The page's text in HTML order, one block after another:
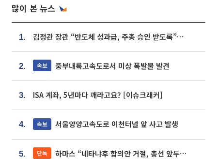
많이 본 뉴스
1. 김정관 장관 “반도체 성과급, 주총 승인 받도록”…상법·자본시장법 개정 시사
2. 속보 중부내륙고속도로서 미상 폭발물 발견
3. ISA 계좌, 5년마다 깨라고요? [이슈크래커]
4. 속보 서울양양고속도로 이천터널 앞 사고 발생
5. 단독 하마스 “네타냐후 합의안 거절, 총선 앞두고 시간 끌기”